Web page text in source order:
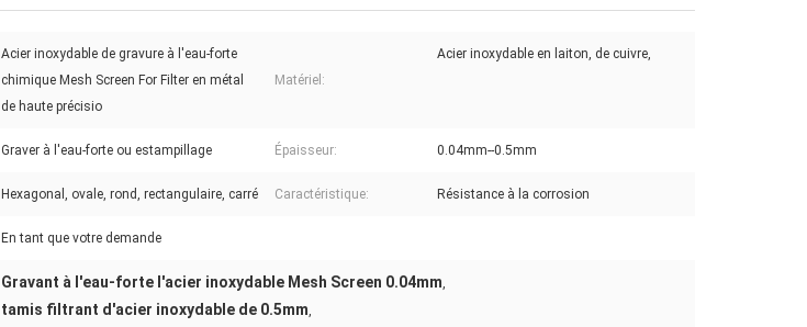
Acier inoxydable de gravure à l'eau-forte
chimique Mesh Screen For Filter en métal
de haute précisio
Matériel:
Acier inoxydable en laiton, de cuivre,
Graver à l'eau-forte ou estampillage Épaisseur: 0.04mm--0.5mm
Hexagonal, ovale, rond, rectangulaire, carré Caractéristique: Résistance à la corrosion
En tant que votre demande
Gravant à l'eau-forte l'acier inoxydable Mesh Screen 0.04mm,
tamis filtrant d'acier inoxydable de 0.5mm,